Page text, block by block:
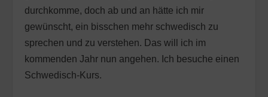
durchkomme, doch ab und an hätte ich mir
gewünscht, ein bisschen mehr schwedisch zu
sprechen und zu verstehen. Das will ich im
kommenden Jahr nun angehen. Ich besuche einen
Schwedisch-Kurs.